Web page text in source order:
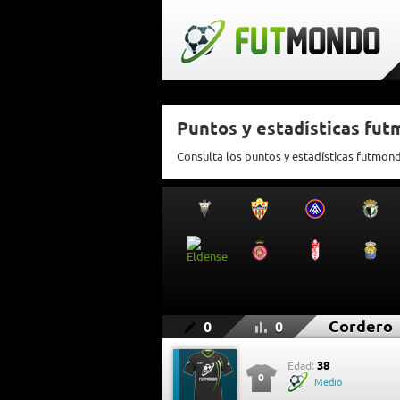
Puntos y estadísticas
Consulta los puntos y estadísticas
0 0 Cordero
0
Edad: 38
Medio